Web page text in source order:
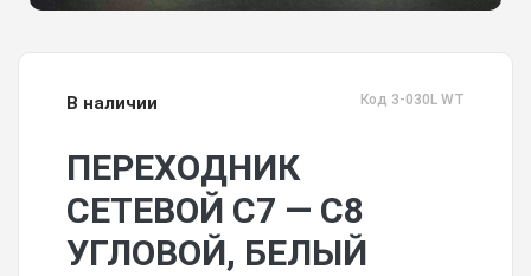
В наличии Код 3-030L WT
ПЕРЕХОДНИК
СЕТЕВОЙ С7 — С8
УГЛОВОЙ, БЕЛЫЙ